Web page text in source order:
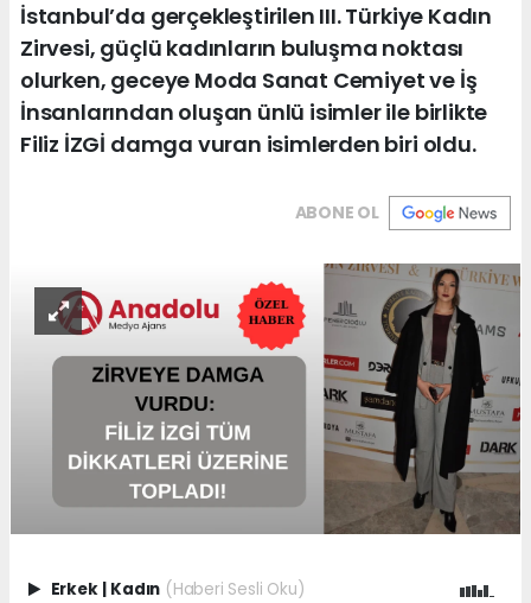
İstanbul’da gerçekleştirilen III. Türkiye Kadın
Zirvesi, güçlü kadınların buluşma noktası
olurken, geceye Moda Sanat Cemiyet ve İş
İnsanlarından oluşan ünlü isimler ile birlikte
Filiz İZGİ damga vuran isimlerden biri oldu.
ABONE OL
Erkek | Kadın (Haberi Sesli Oku)